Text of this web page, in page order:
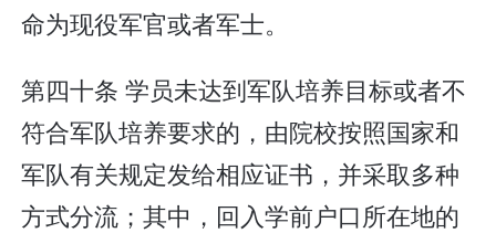
命为现役军官或者军士。
第四十条 学员未达到军队培养目标或者不
符合军队培养要求的，由院校按照国家和
军队有关规定发给相应证书，并采取多种
方式分流；其中，回入学前户口所在地的